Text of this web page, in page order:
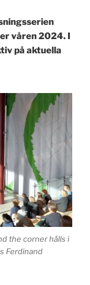
våren 2024. I
på aktuella
the corner hålls i
Ferdinand